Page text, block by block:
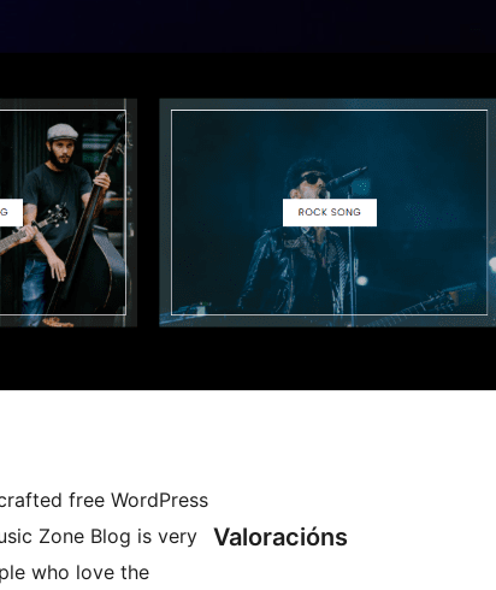
free WordPress
Zone Blog is very
who love the
Valoracións